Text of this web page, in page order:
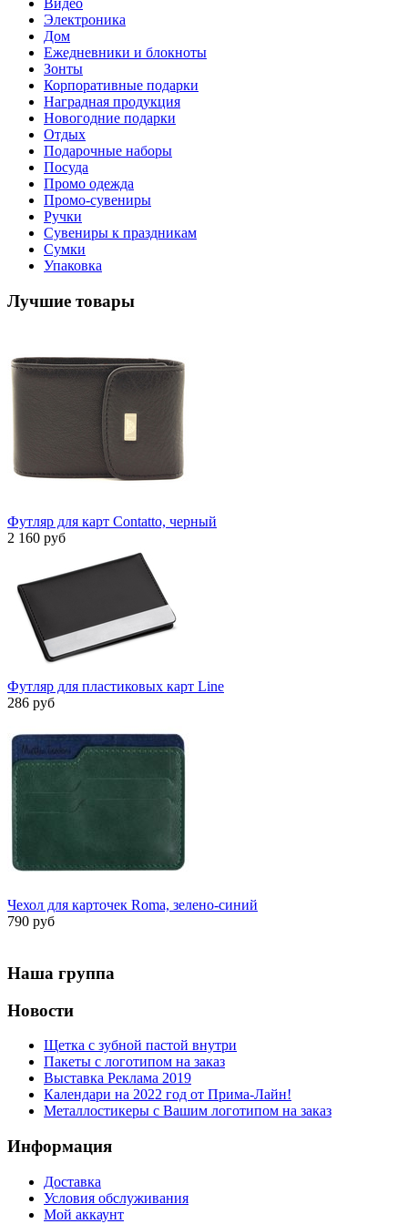
Электроника
Дом
Ежедневники и блокноты
Зонты
Корпоративные подарки
Наградная продукция
Новогодние подарки
Отдых
Подарочные наборы
Посуда
Промо одежда
Промо-сувениры
Ручки
Сувениры к праздникам
Сумки
Упаковка
Лучшие товары
Футляр для карт Contatto, черный
2 160 руб
Футляр для пластиковых карт Line
286 руб
Чехол для карточек Roma, зелено-синий
790 руб
Наша группа
Новости
Щетка с зубной пастой внутри
Пакеты с логотипом на заказ
Выставка Реклама 2019
Календари на 2022 год от Прима-Лайн!
Металлостикеры с Вашим логотипом на заказ
Информация
Доставка
Условия обслуживания
Мой аккаунт